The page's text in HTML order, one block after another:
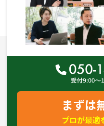
まずは
プロが最適